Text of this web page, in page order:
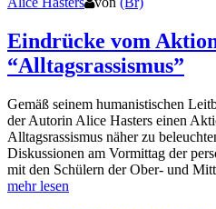
Eindrücke vom
“Alltagsrassismus”
Gemäß seinem humanistischen
der Autorin Alice Hasters einen
Alltagsrassismus näher zu
Diskussionen am Vormittag der
mit den Schülern der Ober- und
mehr lesen